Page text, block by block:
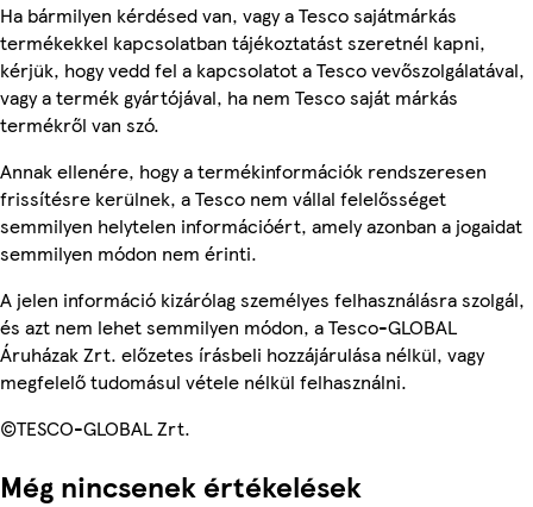
Ha bármilyen kérdésed van, vagy a Tesco sajátmárkás
termékekkel kapcsolatban tájékoztatást szeretnél kapni,
kérjük, hogy vedd fel a kapcsolatot a Tesco vevőszolgálatával,
vagy a termék gyártójával, ha nem Tesco saját márkás
termékről van szó.
Annak ellenére, hogy a termékinformációk rendszeresen
frissítésre kerülnek, a Tesco nem vállal felelősséget
semmilyen helytelen információért, amely azonban a jogaidat
semmilyen módon nem érinti.
A jelen információ kizárólag személyes felhasználásra szolgál,
és azt nem lehet semmilyen módon, a Tesco-GLOBAL
Áruházak Zrt. előzetes írásbeli hozzájárulása nélkül, vagy
megfelelő tudomásul vétele nélkül felhasználni.
©TESCO-GLOBAL Zrt.
Még nincsenek értékelések